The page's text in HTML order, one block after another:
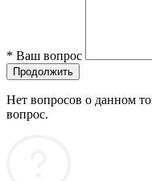
* Ваш вопрос
Продолжить
Нет вопросов о данном
вопрос.